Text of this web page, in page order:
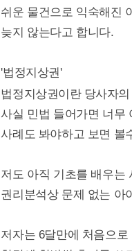
쉬운 물건으로 익숙해진
늦지 않는다고 합니다.
'법정지상권'
법정지상권이란 당사자의
사실 민법 들어가면 너무
사례도 봐야하고 보면 볼
저도 아직 기초를 배우는
권리분석상 문제 없는 아
저자는 6달만에 처음으